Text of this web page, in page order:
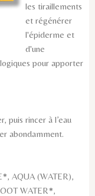
les tiraillements
et régénérer
l'épiderme et
d'une
pour apporter
puis rincer à l’eau
abondamment.
AQUA (WATER),
WATER*,